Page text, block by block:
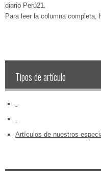
diario Perú21.​
Para leer la columna completa,
Tipos de artículo
Artículos de nuestros